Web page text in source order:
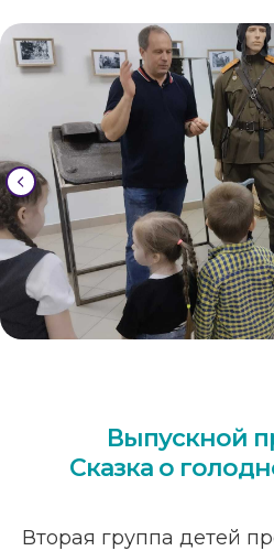
Выпускной
Сказка о
Вторая группа детей